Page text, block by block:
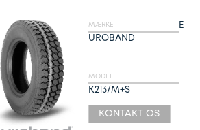
MÆRKE
E
UROBAND
MODEL
K213/M+S
KONTAKT OS